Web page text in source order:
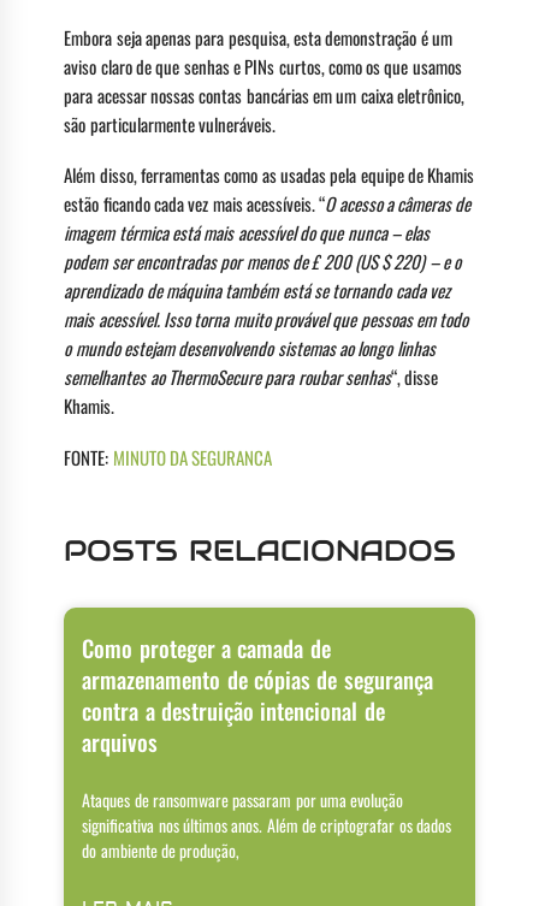
Embora seja apenas para pesquisa, esta demonstração é um
aviso claro de que senhas e PINs curtos, como os que usamos
para acessar nossas contas bancárias em um caixa eletrônico,
são particularmente vulneráveis.
Além disso, ferramentas como as usadas pela equipe de Khamis
estão ficando cada vez mais acessíveis. “O acesso a câmeras de
imagem térmica está mais acessível do que nunca – elas
podem ser encontradas por menos de £ 200 (US $ 220) – e o
aprendizado de máquina também está se tornando cada vez
mais acessível. Isso torna muito provável que pessoas em todo
o mundo estejam desenvolvendo sistemas ao longo linhas
semelhantes ao ThermoSecure para roubar senhas“, disse
Khamis.
FONTE: MINUTO DA SEGURANCA
POSTS RELACIONADOS
Como proteger a camada de
armazenamento de cópias de segurança
contra a destruição intencional de
arquivos
Ataques de ransomware passaram por uma evolução
significativa nos últimos anos. Além de criptografar os dados
do ambiente de produção,